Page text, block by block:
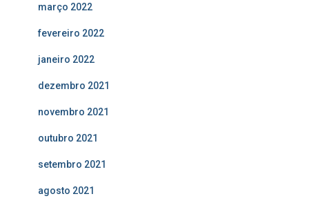
março 2022
fevereiro 2022
janeiro 2022
dezembro 2021
novembro 2021
outubro 2021
setembro 2021
agosto 2021